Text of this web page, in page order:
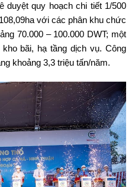
duyệt quy hoạch chi tiết 1/500
với các phân khu chức
70.000 – 100.000 DWT; một
bãi, hạ tầng dịch vụ. Công
khoảng 3,3 triệu tấn/năm.